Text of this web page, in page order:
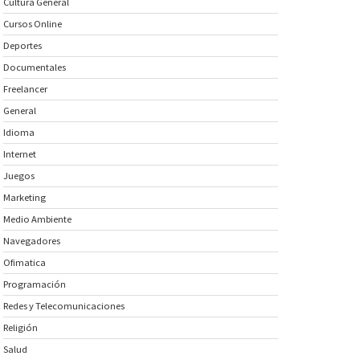
Cursos Online
Deportes
Documentales
Freelancer
General
Idioma
Internet
Juegos
Marketing
Medio Ambiente
Navegadores
Ofimatica
Programación
Redes y Telecomunicaciones
Religión
Salud